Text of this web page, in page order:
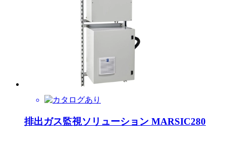
排出ガス監視ソリューション MARSIC280